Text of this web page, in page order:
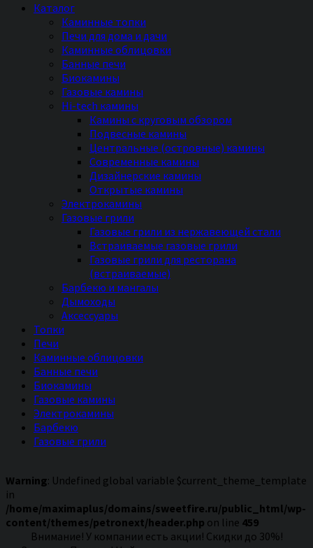
Каталог
Каминные топки
Печи для дома и дачи
Каминные облицовки
Банные печи
Биокамины
Газовые камины
Hi-tech камины
Камины с круговым обзором
Подвесные камины
Центральные (островные) камины
Современные камины
Дизайнерские камины
Открытые камины
Электрокамины
Газовые грили
Газовые грили из нержавеющей стали
Встраиваемые газовые грили
Газовые грили для ресторана
(встраиваемые)
Барбекю и мангалы
Дымоходы
Аксессуары
Топки
Печи
Каминные облицовки
Банные печи
Биокамины
Газовые камины
Электрокамины
Барбекю
Газовые грили
Warning: Undefined global variable $current_theme_template
in
/home/maximaplus/domains/sweetfire.ru/public_html/wp-
content/themes/petronext/header.php on line 459
Внимание! У компании есть акции! Скидки до 30%!